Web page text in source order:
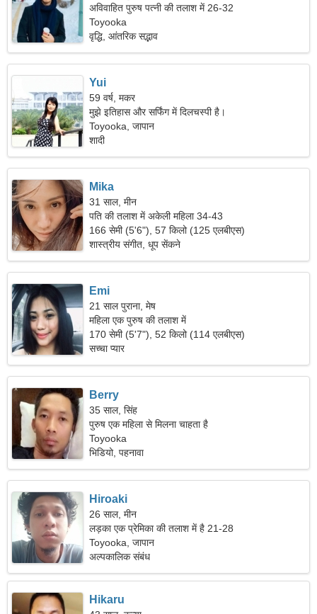
अविवाहित पुरुष पत्नी की तलाश में 26-32
Toyooka
वृद्धि, आंतरिक सद्भाव
Yui
59 वर्ष, मकर
मुझे इतिहास और सर्फिंग में दिलचस्पी है।
Toyooka, जापान
शादी
Mika
31 साल, मीन
पति की तलाश में अकेली महिला 34-43
166 सेमी (5'6"), 57 किलो (125 एलबीएस)
शास्त्रीय संगीत, धूप सेंकने
Emi
21 साल पुराना, मेष
महिला एक पुरुष की तलाश में
170 सेमी (5'7"), 52 किलो (114 एलबीएस)
सच्चा प्यार
Berry
35 साल, सिंह
पुरुष एक महिला से मिलना चाहता है
Toyooka
भिडियो, पहनावा
Hiroaki
26 साल, मीन
लड़का एक प्रेमिका की तलाश में है 21-28
Toyooka, जापान
अल्पकालिक संबंध
Hikaru